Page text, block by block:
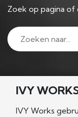
Zoek op pagina
IVY
IVY Works